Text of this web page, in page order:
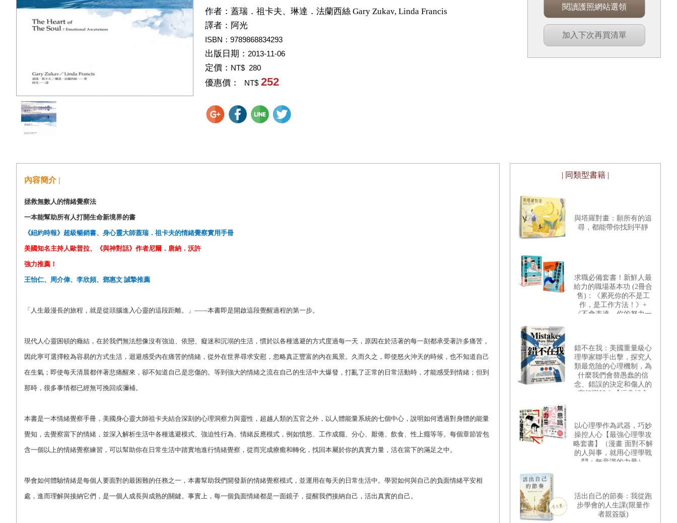
作者： 蓋瑞．祖卡夫、琳達．法蘭西絲 Gary Zukav, Linda Francis
譯者： 阿光
ISBN：9789868834293
出版日期： 2013-11-06
定價： NT$ 280
優惠價： NT$ 252
閱讀護照網站選領
加入下次再買清單
內容簡介 |
拯救無數人的情緒覺察法
一本能幫助所有人打開生命新境界的書
《紐約時報》超級暢銷書、身心靈大師蓋瑞．祖卡夫的情緒覺察實用手冊
美國知名主持人歐普拉、《與神對話》作者尼爾．唐納．沃許
強力推薦！
王怡仁、周介偉、李欣頻、鄧惠文 誠摯推薦
「人生最漫長的旅程，就是從頭腦進入心靈的這段距離。」――本書即是開啟這段覺醒過程的第一步。
現代人心靈困頓的癥結，在於我們無法想像沒有強迫、依戀、癡迷和沉溺的生活，慣於以各種逃避的方式度過每一天，原因在於活著的每一刻都承受著許多痛苦，
因此寧可選擇較為容易的方式生活，迴避感受內在痛苦的情緒，從外在世界尋求安慰，忽略真正豐富的內在風景。久而久之，即使怒火沖天的時候，也不知道自己
在生氣；即使每天清晨都伴著悲痛醒來，卻不知道自己是悲傷的。等到強大的情緒之流在自己的生活中大爆發，打亂了正常的日常活動時，才能感受到情緒；但到
那時，很多事情都已經無可挽回或彌補。
本書是一本情緒覺察手冊，美國身心靈大師祖卡夫結合深刻的心理洞察力與靈性，超越人類的五官之外，以人體能量系統的七個中心，說明如何透過對身體的能量
覺知，去覺察當下的情緒，並深入解析生活中各種逃避模式、強迫性行為、情緒反應模式，例如憤怒、工作成癮、分心、厭倦、飲食、性上癮等等。每個章節皆包
含一個以上的情緒覺察練習，可以幫助你在日常生活中踏實地進行情緒覺察，從而完成療癒和轉化，找回本屬於你的真實力量，活在當下的滿足之中。
學會如何體驗情緒是每個人要面對的最困難的任務之一，本書幫助我們開發新的情緒覺察模式，並運用在每天的日常生活中。學習如何與自己的負面情緒平安相
處，進而理解與接納它們，是一個人成長與成熟的關鍵。事實上，每一個負面情緒都是一面鏡子，提醒我們接納自己，活出真實的自己。
| 同類型書籍 |
與塔羅對畫：願所有的追
尋，都能帶你找到平靜
求職必備套書！新鮮人最
給力的職場基本功 (2冊合
售)：《累死你的不是工
作，是工作方法！》+
《不會表達，你的努力一
錯不在我：美國重量級心
理學家聯手出擊，探究人
類最危險的心理機制，為
什麼我們會替愚蠢的信
念、錯誤的決定和傷人的
言行辯解？【經典紀念
以心理學作為武器，巧妙
操控人心【最強心理學攻
略套書】（漫畫 面對不解
的人與事，就用心理學戰
鬥＋無意識的力量）
活出自己的節奏：我從跑
步學會的人生課(限量作
者親簽版)